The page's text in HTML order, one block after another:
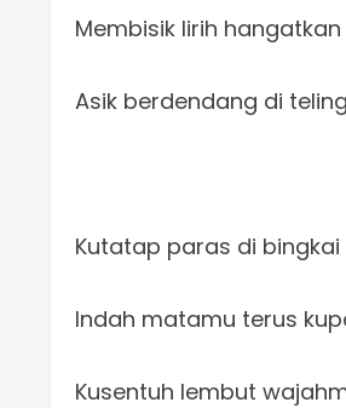
Membisik lirih
Asik berdendang di
Kutatap paras di
Indah matamu terus
Kusentuh lembut